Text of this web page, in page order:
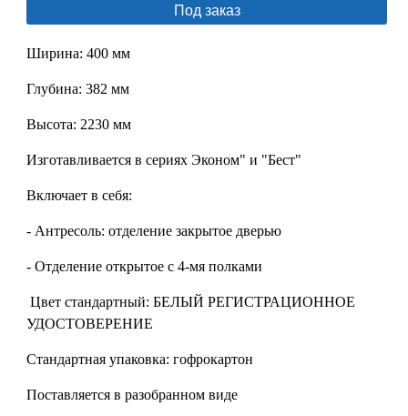
Под заказ
Ширина: 400 мм
Глубина: 382 мм
Высота: 2230 мм
Изготавливается в сериях Эконом" и "Бест"
Включает в себя:
- Антресоль: отделение закрытое дверью
- Отделение открытое с 4-мя полками
Цвет стандартный: БЕЛЫЙ РЕГИСТРАЦИОННОЕ
УДОСТОВЕРЕНИЕ
Стандартная упаковка: гофрокартон
Поставляется в разобранном виде